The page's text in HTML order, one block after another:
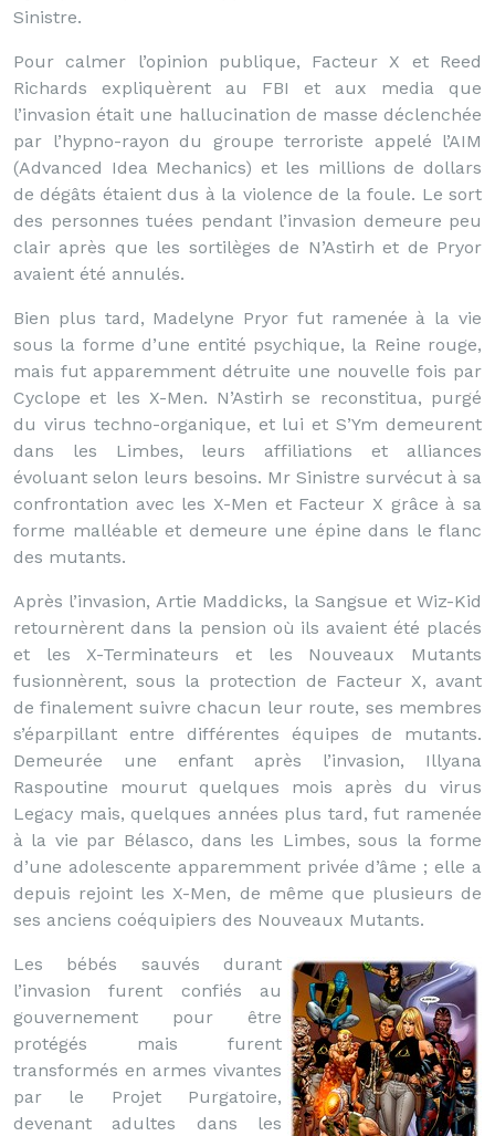
Sinistre.
Pour calmer l’opinion publique, Facteur X et Reed
Richards expliquèrent au FBI et aux media que
l’invasion était une hallucination de masse déclenchée
par l’hypno-rayon du groupe terroriste appelé l’AIM
(Advanced Idea Mechanics) et les millions de dollars
de dégâts étaient dus à la violence de la foule. Le sort
des personnes tuées pendant l’invasion demeure peu
clair après que les sortilèges de N’Astirh et de Pryor
avaient été annulés.
Bien plus tard, Madelyne Pryor fut ramenée à la vie
sous la forme d’une entité psychique, la Reine rouge,
mais fut apparemment détruite une nouvelle fois par
Cyclope et les X-Men. N’Astirh se reconstitua, purgé
du virus techno-organique, et lui et S’Ym demeurent
dans les Limbes, leurs affiliations et alliances
évoluant selon leurs besoins. Mr Sinistre survécut à sa
confrontation avec les X-Men et Facteur X grâce à sa
forme malléable et demeure une épine dans le flanc
des mutants.
Après l’invasion, Artie Maddicks, la Sangsue et Wiz-Kid
retournèrent dans la pension où ils avaient été placés
et les X-Terminateurs et les Nouveaux Mutants
fusionnèrent, sous la protection de Facteur X, avant
de finalement suivre chacun leur route, ses membres
s’éparpillant entre différentes équipes de mutants.
Demeurée une enfant après l’invasion, Illyana
Raspoutine mourut quelques mois après du virus
Legacy mais, quelques années plus tard, fut ramenée
à la vie par Bélasco, dans les Limbes, sous la forme
d’une adolescente apparemment privée d’âme ; elle a
depuis rejoint les X-Men, de même que plusieurs de
ses anciens coéquipiers des Nouveaux Mutants.
Les bébés sauvés durant
l’invasion furent confiés au
gouvernement pour être
protégés mais furent
transformés en armes vivantes
par le Projet Purgatoire,
devenant adultes dans les